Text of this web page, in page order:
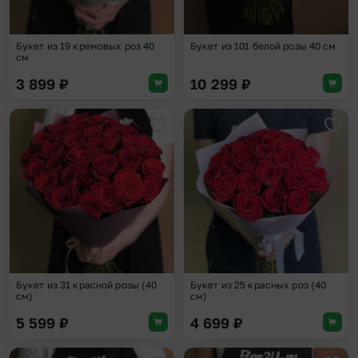
Букет из 19 кремовых роз 40
см
3 899 ₽
Букет из 101 белой розы 40 см
10 299 ₽
Добавить в избранное
Букет из 31 красной розы (40
см)
5 599 ₽
Букет из 25 красных роз (40
см)
4 699 ₽